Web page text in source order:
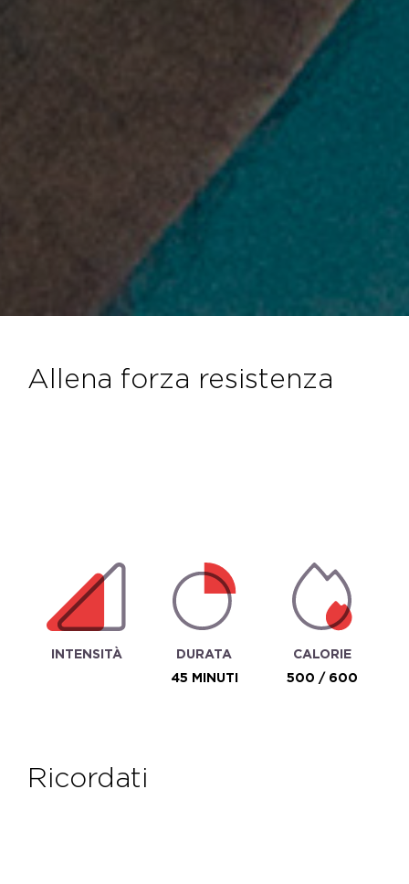
allena forza resistenza
INTENSITÀ
DURATA
45 MINUTI
CALORIE
500 / 600
ricordati